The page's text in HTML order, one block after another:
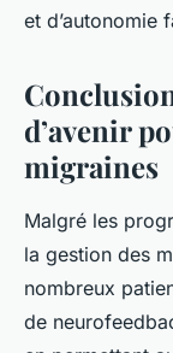
et d’autonomie
d’avenir
migraines
Malgré les
la gestion des
nombreux
de